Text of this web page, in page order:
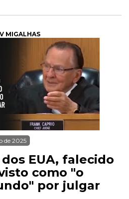
MIGALHAS
de 2025
EUA, falecido
como "o
por julgar